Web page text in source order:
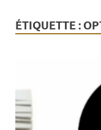
ÉTIQUETTE :